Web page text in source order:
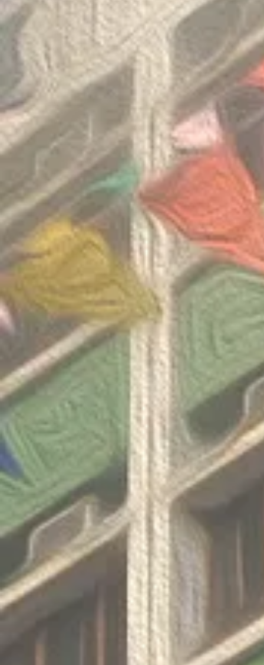
Congratulations to the winners
of the Thailand International
Mathematical Olympiad 2025
of the Pan-
Invitation
Round 2026